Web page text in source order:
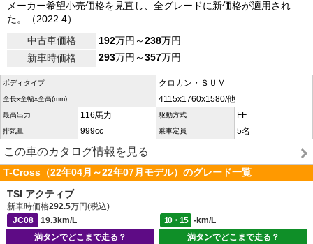
メーカー希望小売価格を見直し、全グレードに新価格が適用され
た。（2022.4）
中古車価格
192万円～238万円
新車時価格
293万円～357万円
ボディタイプ クロカン・ＳＵＶ
全長x全幅x全高(mm) 4115x1760x1580/他
最高出力 116馬力 駆動方式 FF
排気量 999cc 乗車定員 5名
この車のカタログ情報を見る
T-Cross（22年04月～22年07月モデル）のグレード一覧
TSI アクティブ
新車時価格292.5万円(税込)
JC08
19.3km/L 10・15
-km/L
満タンでどこまで走る？
満タンでどこまで走る？